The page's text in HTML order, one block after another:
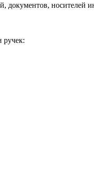
носителей
ручек: